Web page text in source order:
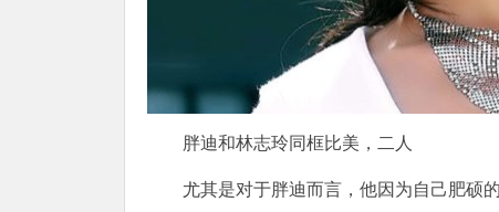
胖迪和林志玲同框比美，二人
尤其是对于胖迪而言，他因为自己肥硕